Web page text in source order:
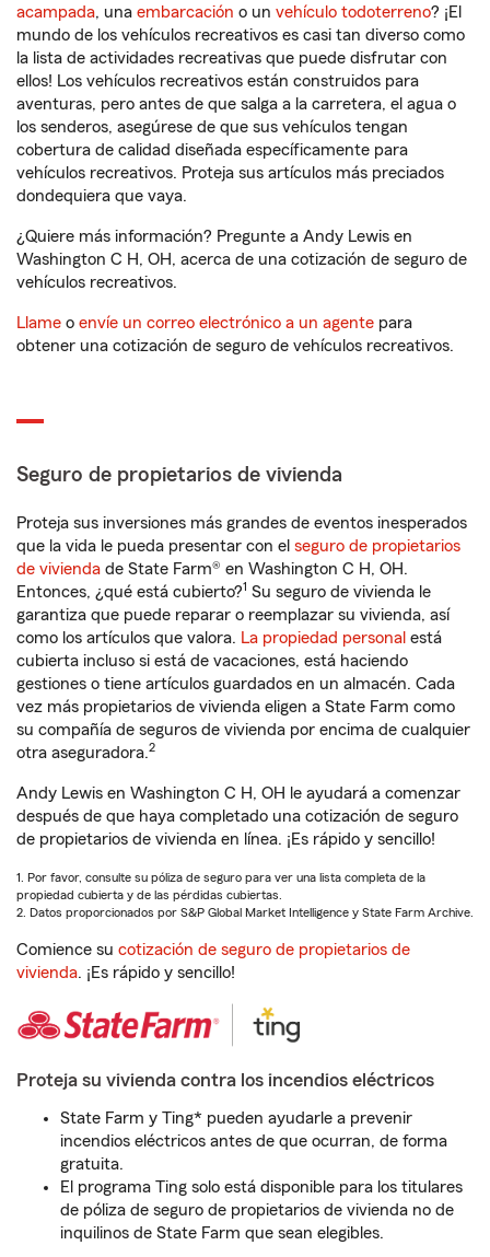
acampada, una embarcación o un vehículo todoterreno? ¡El
mundo de los vehículos recreativos es casi tan diverso como
la lista de actividades recreativas que puede disfrutar con
ellos! Los vehículos recreativos están construidos para
aventuras, pero antes de que salga a la carretera, el agua o
los senderos, asegúrese de que sus vehículos tengan
cobertura de calidad diseñada específicamente para
vehículos recreativos. Proteja sus artículos más preciados
dondequiera que vaya.
¿Quiere más información? Pregunte a Andy Lewis en
Washington C H, OH, acerca de una cotización de seguro de
vehículos recreativos.
Llame o envíe un correo electrónico a un agente para
obtener una cotización de seguro de vehículos recreativos.
Seguro de propietarios de vivienda
Proteja sus inversiones más grandes de eventos inesperados
que la vida le pueda presentar con el seguro de propietarios
de vivienda de State Farm® en Washington C H, OH.
Entonces, ¿qué está cubierto?1 Su seguro de vivienda le
garantiza que puede reparar o reemplazar su vivienda, así
como los artículos que valora. La propiedad personal está
cubierta incluso si está de vacaciones, está haciendo
gestiones o tiene artículos guardados en un almacén. Cada
vez más propietarios de vivienda eligen a State Farm como
su compañía de seguros de vivienda por encima de cualquier
otra aseguradora.2
Andy Lewis en Washington C H, OH le ayudará a comenzar
después de que haya completado una cotización de seguro
de propietarios de vivienda en línea. ¡Es rápido y sencillo!
1. Por favor, consulte su póliza de seguro para ver una lista completa de la
propiedad cubierta y de las pérdidas cubiertas.
2. Datos proporcionados por S&P Global Market Intelligence y State Farm Archive.
Comience su cotización de seguro de propietarios de
vivienda. ¡Es rápido y sencillo!
Proteja su vivienda contra los incendios eléctricos
State Farm y Ting* pueden ayudarle a prevenir
incendios eléctricos antes de que ocurran, de forma
gratuita.
El programa Ting solo está disponible para los titulares
de póliza de seguro de propietarios de vivienda no de
inquilinos de State Farm que sean elegibles.